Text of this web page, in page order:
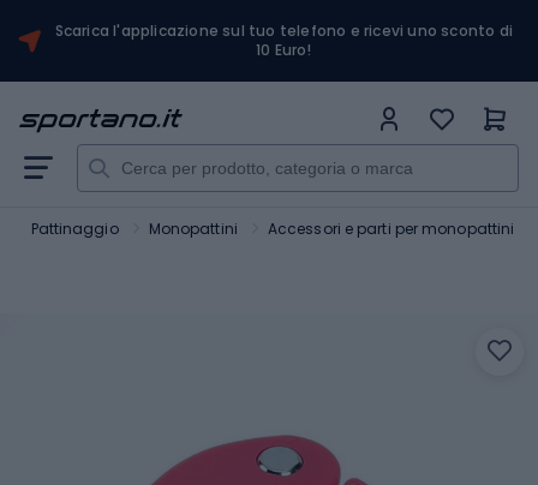
Scarica l'applicazione sul tuo telefono e ricevi uno sconto di
10 Euro!
Pattinaggio Monopattini Accessori e parti per monopattini